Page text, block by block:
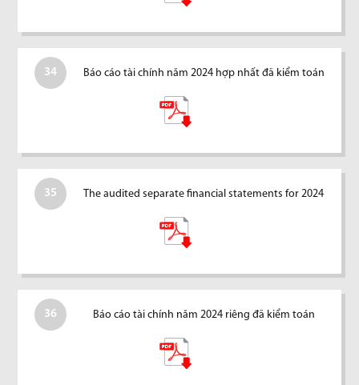
34 Báo cáo tài chính năm 2024 hợp nhất đã kiểm toán
35 The audited separate financial statements for 2024
36 Báo cáo tài chính năm 2024 riêng đã kiểm toán